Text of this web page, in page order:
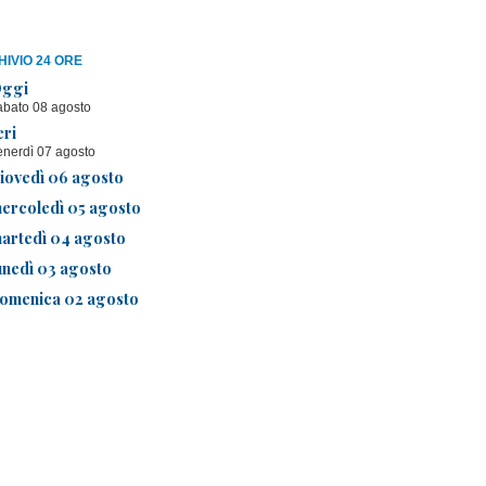
24 ORE
08 agosto
07 agosto
06 agosto
05 agosto
04 agosto
03 agosto
02 agosto